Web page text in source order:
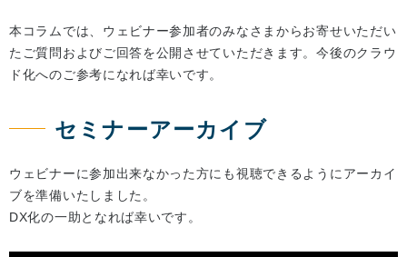
本コラムでは、ウェビナー参加者のみなさまからお寄せいただい
たご質問およびご回答を公開させていただきます。今後のクラウ
ド化へのご参考になれば幸いです。
セミナーアーカイブ
ウェビナーに参加出来なかった方にも視聴できるようにアーカイ
ブを準備いたしました。
DX化の一助となれば幸いです。